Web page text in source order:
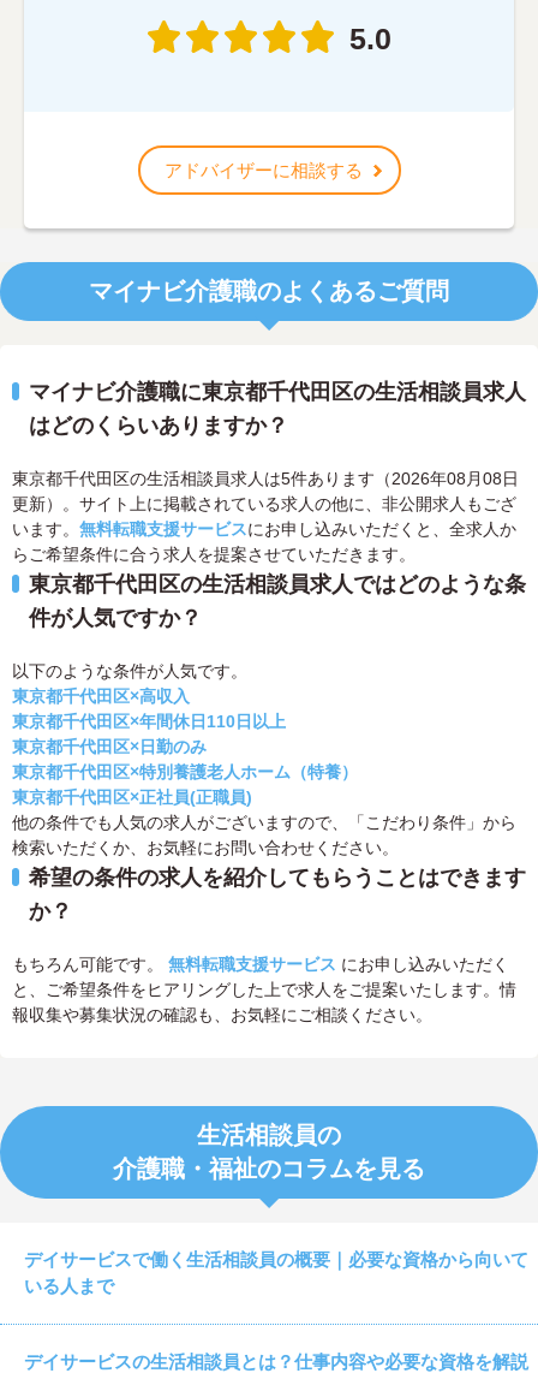
5.0
アドバイザーに相談する
マイナビ介護職のよくあるご質問
マイナビ介護職に東京都千代田区の生活相談員求人
はどのくらいありますか？
東京都千代田区の生活相談員求人は5件あります（2026年08月08日
更新）。サイト上に掲載されている求人の他に、非公開求人もござ
います。 無料転職支援サービスにお申し込みいただくと、全求人か
らご希望条件に合う求人を提案させていただきます。
東京都千代田区の生活相談員求人ではどのような条
件が人気ですか？
以下のような条件が人気です。
東京都千代田区×高収入
東京都千代田区×年間休日110日以上
東京都千代田区×日勤のみ
東京都千代田区×特別養護老人ホーム（特養）
東京都千代田区×正社員(正職員)
他の条件でも人気の求人がございますので、「こだわり条件」から
検索いただくか、お気軽にお問い合わせください。
希望の条件の求人を紹介してもらうことはできます
か？
もちろん可能です。 無料転職支援サービス にお申し込みいただく
と、ご希望条件をヒアリングした上で求人をご提案いたします。情
報収集や募集状況の確認も、お気軽にご相談ください。
生活相談員の
介護職・福祉のコラムを見る
デイサービスで働く生活相談員の概要｜必要な資格から向いて
いる人まで
デイサービスの生活相談員とは？仕事内容や必要な資格を解説